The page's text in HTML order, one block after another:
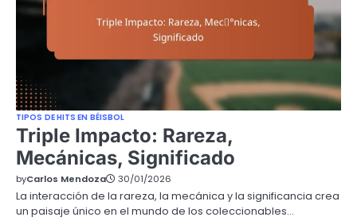
TIPOS DE HITS EN BÉISBOL
Triple Impacto: Rareza,
Mecánicas, Significado
byCarlos Mendoza 30/01/2026
La interacción de la rareza, la mecánica y la significancia crea
un paisaje único en el mundo de los coleccionables…